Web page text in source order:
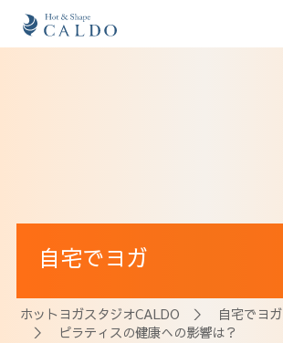
スタジオを探す
プログラム
料金
自宅でヨガ
ホットヨガスタジオCALDO ＞ 自宅でヨガ
＞ ピラティスの健康への影響は？